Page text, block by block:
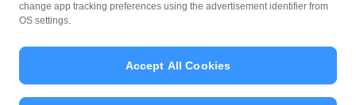
© PayPay Corporation
change app tracking preferences using the advertisement identifier from
OS settings.
Accept All Cookies